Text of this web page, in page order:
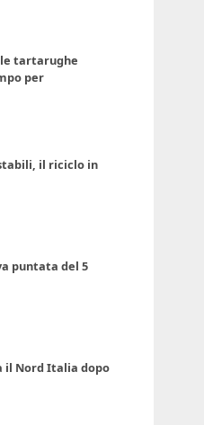
tartarughe
per
il riciclo in
puntata del 5
il Nord Italia dopo